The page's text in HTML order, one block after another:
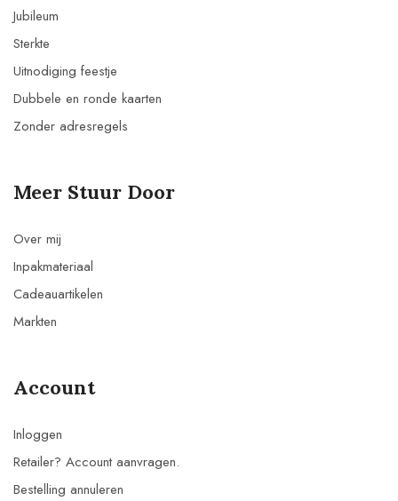
Jubileum
Sterkte
Uitnodiging feestje
Dubbele en ronde kaarten
Zonder adresregels
Meer Stuur Door
Over mij
Inpakmateriaal
Cadeauartikelen
Markten
Account
Inloggen
Retailer? Account aanvragen.
Bestelling annuleren